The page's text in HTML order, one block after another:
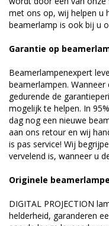
met ons op, wij helpen u
beamerlamp is ook bij u
Garantie op
Beamerlampenexpert
beamerlampen.
gedurende de
mogelijk te helpen. In
dag nog een nieuwe
aan ons retour en wij
is pas service! Wij
vervelend is, wanneer u
Originele
DIGITAL PROJECTION
helderheid, garanderen